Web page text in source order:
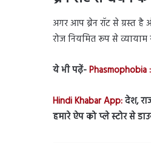
अगर आप ब्रेन रॉट से
रोज नियमित रूप से
ये भी पढ़ें-
Hindi Khabar App:देश,
हमारे ऐप को प्ले स्टोर से